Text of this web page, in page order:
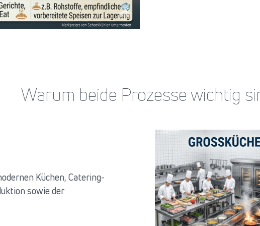
Warum beide Prozesse wichtig
Küchen, Catering-
sowie der